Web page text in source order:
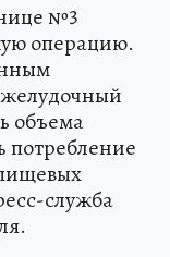
№3
операцию.
объема
потребление
служба